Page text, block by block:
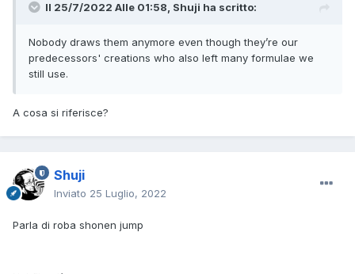
Il 25/7/2022 Alle 01:58, Shuji ha scritto:
Nobody draws them anymore even though they’re our
predecessors' creations who also left many formulae we
still use.
A cosa si riferisce?
Shuji
Inviato 25 Luglio, 2022
Parla di roba shonen jump